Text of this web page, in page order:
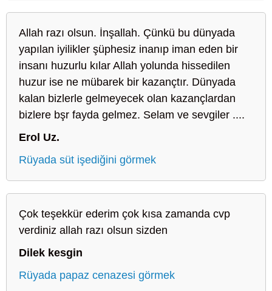
Allah razı olsun. İnşallah. Çünkü bu dünyada
yapılan iyilikler şüphesiz inanıp iman eden bir
insanı huzurlu kılar Allah yolunda hissedilen
huzur ise ne mübarek bir kazançtır. Dünyada
kalan bizlerle gelmeyecek olan kazançlardan
bizlere bşr fayda gelmez. Selam ve sevgiler ....
Erol Uz.
Rüyada süt işediğini görmek
Çok teşekkür ederim çok kısa zamanda cvp
verdiniz allah razı olsun sizden
Dilek kesgin
Rüyada papaz cenazesi görmek